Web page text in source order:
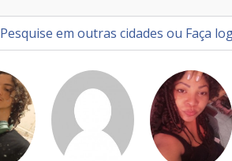
Pesquise em outras cidades ou Faça